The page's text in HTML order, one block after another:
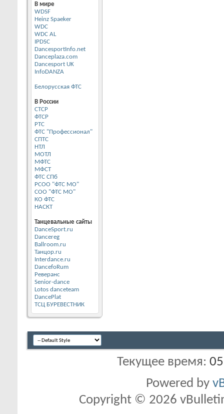
В мире
WDSF
Heinz Spaeker
WDC
WDC AL
IPDSC
DancesportInfo.net
Danceplaza.com
Dancesport UK
InfoDANZA
Белорусская ФТС
В России
CТСР
ФТСР
РТС
ФТС "Профессионал"
СПТС
НТЛ
МОТЛ
МФТС
МФСТ
ФТС СПб
РСОО "ФТС МО"
СОО "ФТС МО"
КО ФТС
НАСКТ
Танцевальные сайты
DanceSport.ru
Dancereg
Ballroom.ru
Танцор.ru
Interdance.ru
DancefoRum
Реверанс
Senior-dance
Lotos danceteam
DancePlat
ТСЦ БУРЕВЕСТНИК
Текущее время:
Powered by
Copyright © 2026